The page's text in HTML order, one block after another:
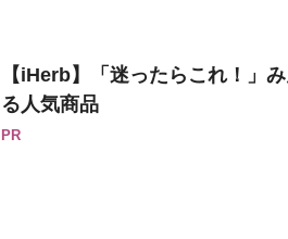
【iHerb】「迷ったらこれ！」
る人気商品
PR